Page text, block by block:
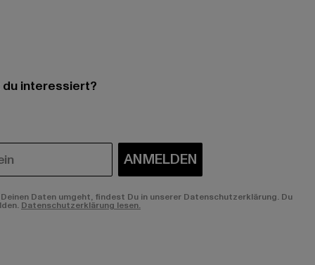
interessiert?
ANMELDEN
Daten umgeht, findest Du in unserer Datenschutzerklärung. Du
Datenschutzerklärung lesen.